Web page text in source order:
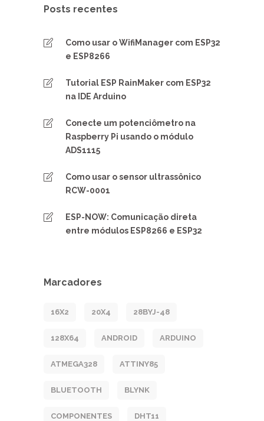
Posts recentes
Como usar o WifiManager com ESP32
e ESP8266
Tutorial ESP RainMaker com ESP32
na IDE Arduino
Conecte um potenciômetro na
Raspberry Pi usando o módulo
ADS1115
Como usar o sensor ultrassônico
RCW-0001
ESP-NOW: Comunicação direta
entre módulos ESP8266 e ESP32
Marcadores
16X2 20X4 28BYJ-48
128X64 ANDROID ARDUINO
ATMEGA328 ATTINY85
BLUETOOTH BLYNK
COMPONENTES DHT11